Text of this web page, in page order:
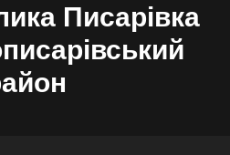
Писарівка